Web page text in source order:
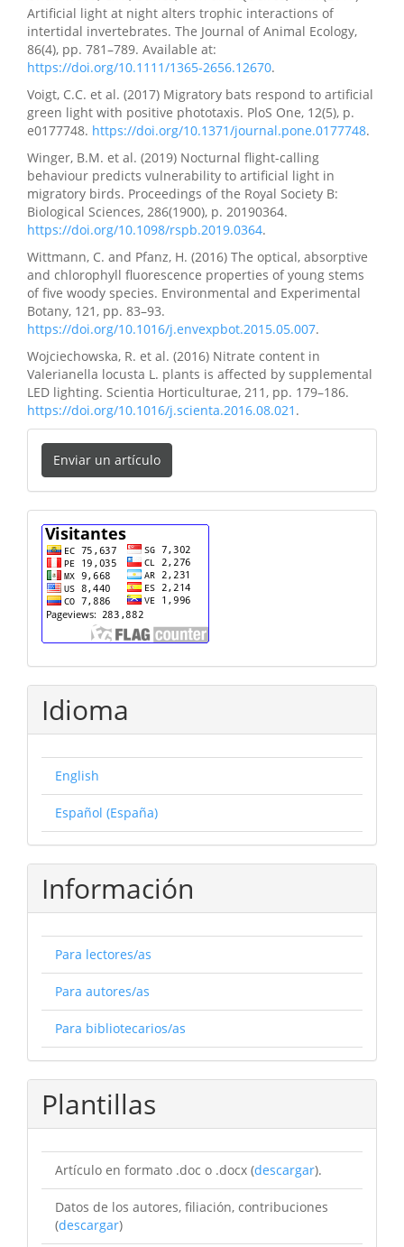
Artificial light at night alters trophic interactions of
intertidal invertebrates. The Journal of Animal Ecology,
86(4), pp. 781–789. Available at:
https://doi.org/10.1111/1365-2656.12670.
Voigt, C.C. et al. (2017) Migratory bats respond to artificial
green light with positive phototaxis. PloS One, 12(5), p.
e0177748. https://doi.org/10.1371/journal.pone.0177748.
Winger, B.M. et al. (2019) Nocturnal flight-calling
behaviour predicts vulnerability to artificial light in
migratory birds. Proceedings of the Royal Society B:
Biological Sciences, 286(1900), p. 20190364.
https://doi.org/10.1098/rspb.2019.0364.
Wittmann, C. and Pfanz, H. (2016) The optical, absorptive
and chlorophyll fluorescence properties of young stems
of five woody species. Environmental and Experimental
Botany, 121, pp. 83–93.
https://doi.org/10.1016/j.envexpbot.2015.05.007.
Wojciechowska, R. et al. (2016) Nitrate content in
Valerianella locusta L. plants is affected by supplemental
LED lighting. Scientia Horticulturae, 211, pp. 179–186.
https://doi.org/10.1016/j.scienta.2016.08.021 .
Enviar
un
artículo
Enviar un artículo
cuenta
Idioma
English
Español (España)
Información
Para lectores/as
Para autores/as
Para bibliotecarios/as
Plantillas
Artículo en formato .doc o .docx (descargar).
Datos de los autores, filiación, contribuciones
(descargar)